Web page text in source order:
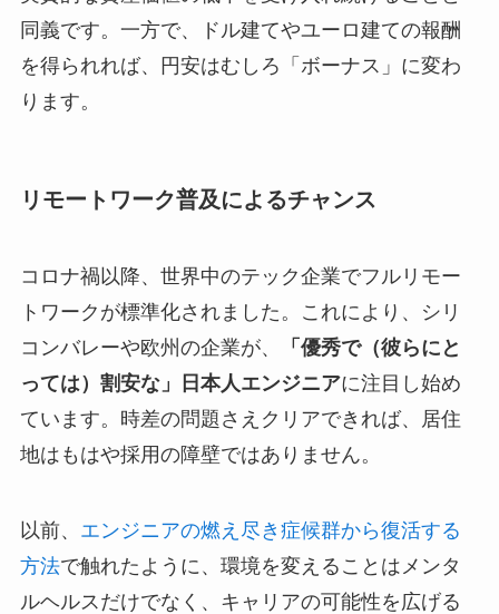
同義です。一方で、ドル建てやユーロ建ての報酬
を得られれば、円安はむしろ「ボーナス」に変わ
ります。
リモートワーク普及によるチャンス
コロナ禍以降、世界中のテック企業でフルリモー
トワークが標準化されました。これにより、シリ
コンバレーや欧州の企業が、
「優秀で（彼らにと
っては）割安な」日本人エンジニアに注目し始め
ています。時差の問題さえクリアできれば、居住
地はもはや採用の障壁ではありません。
以前、 エンジニアの燃え尽き症候群から復活する
方法で触れたように、環境を変えることはメンタ
ルヘルスだけでなく、キャリアの可能性を広げる